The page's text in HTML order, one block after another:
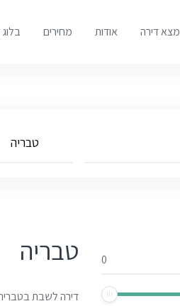
מצא דירה אודות מחירים
טבריה
דירה לשבת